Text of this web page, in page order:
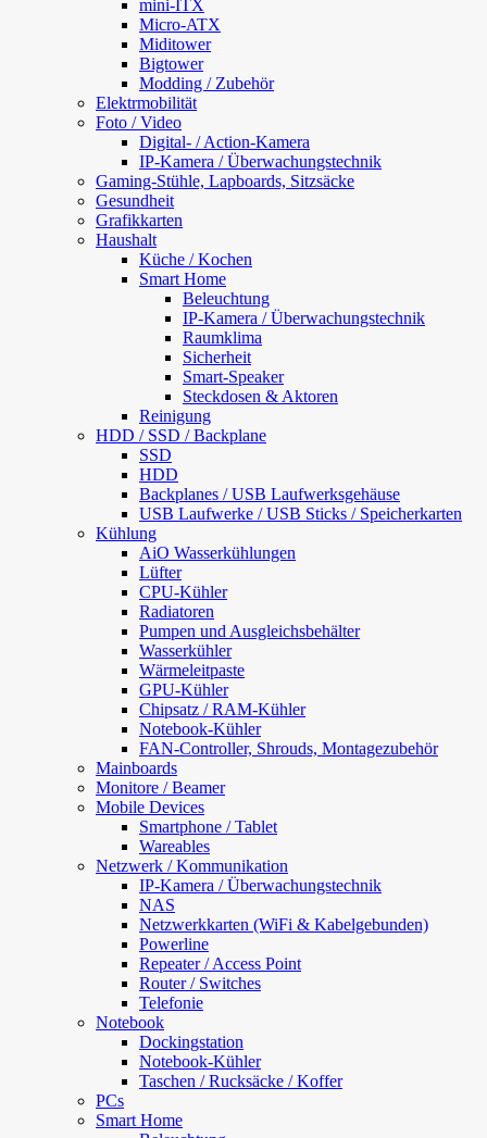
mini-ITX
Micro-ATX
Miditower
Bigtower
Modding / Zubehör
Elektrmobilität
Foto / Video
Digital- / Action-Kamera
IP-Kamera / Überwachungstechnik
Gaming-Stühle, Lapboards, Sitzsäcke
Gesundheit
Grafikkarten
Haushalt
Küche / Kochen
Smart Home
Beleuchtung
IP-Kamera / Überwachungstechnik
Raumklima
Sicherheit
Smart-Speaker
Steckdosen & Aktoren
Reinigung
HDD / SSD / Backplane
SSD
HDD
Backplanes / USB Laufwerksgehäuse
USB Laufwerke / USB Sticks / Speicherkarten
Kühlung
AiO Wasserkühlungen
Lüfter
CPU-Kühler
Radiatoren
Pumpen und Ausgleichsbehälter
Wasserkühler
Wärmeleitpaste
GPU-Kühler
Chipsatz / RAM-Kühler
Notebook-Kühler
FAN-Controller, Shrouds, Montagezubehör
Mainboards
Monitore / Beamer
Mobile Devices
Smartphone / Tablet
Wareables
Netzwerk / Kommunikation
IP-Kamera / Überwachungstechnik
NAS
Netzwerkkarten (WiFi & Kabelgebunden)
Powerline
Repeater / Access Point
Router / Switches
Telefonie
Notebook
Dockingstation
Notebook-Kühler
Taschen / Rucksäcke / Koffer
PCs
Smart Home